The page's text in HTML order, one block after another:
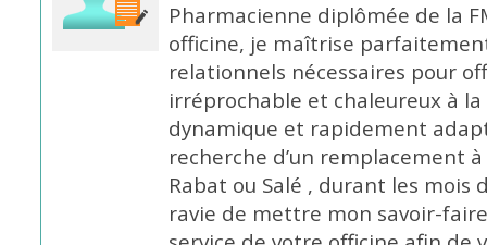
Pharmacienne diplômée de la
officine, je maîtrise
relationnels nécessaires pour
irréprochable et chaleureux à
dynamique et rapidement
recherche d’un remplacement
Rabat ou Salé , durant les mois
ravie de mettre mon savoir-